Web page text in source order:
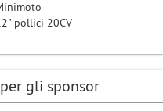
pollici 20CV
gli sponsor